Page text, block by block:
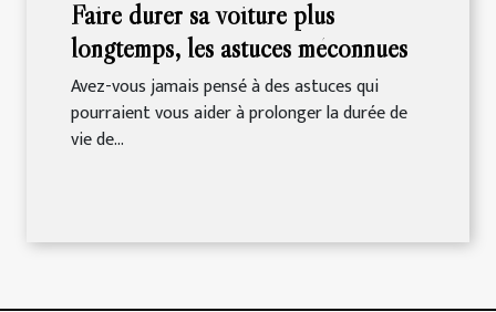
Faire durer sa voiture plus
longtemps, les astuces méconnues
Avez-vous jamais pensé à des astuces qui
pourraient vous aider à prolonger la durée de
vie de...